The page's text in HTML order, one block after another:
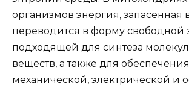
организмов энергия, запасенная
переводится в форму свободной
подходящей для синтеза
веществ, а также для обеспечения
механической, электрической и